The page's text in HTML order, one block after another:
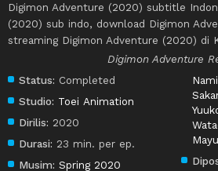
Digimon Adventure (2020) subtitle
(2020) sub indo, download Digimon
streaming Digimon Adventure (2020) di
Digimon Adventure
Status: Completed
Studio: Toei Animation
Dirilis: 2020
Durasi: 23 min. per ep.
Musim: Spring 2020